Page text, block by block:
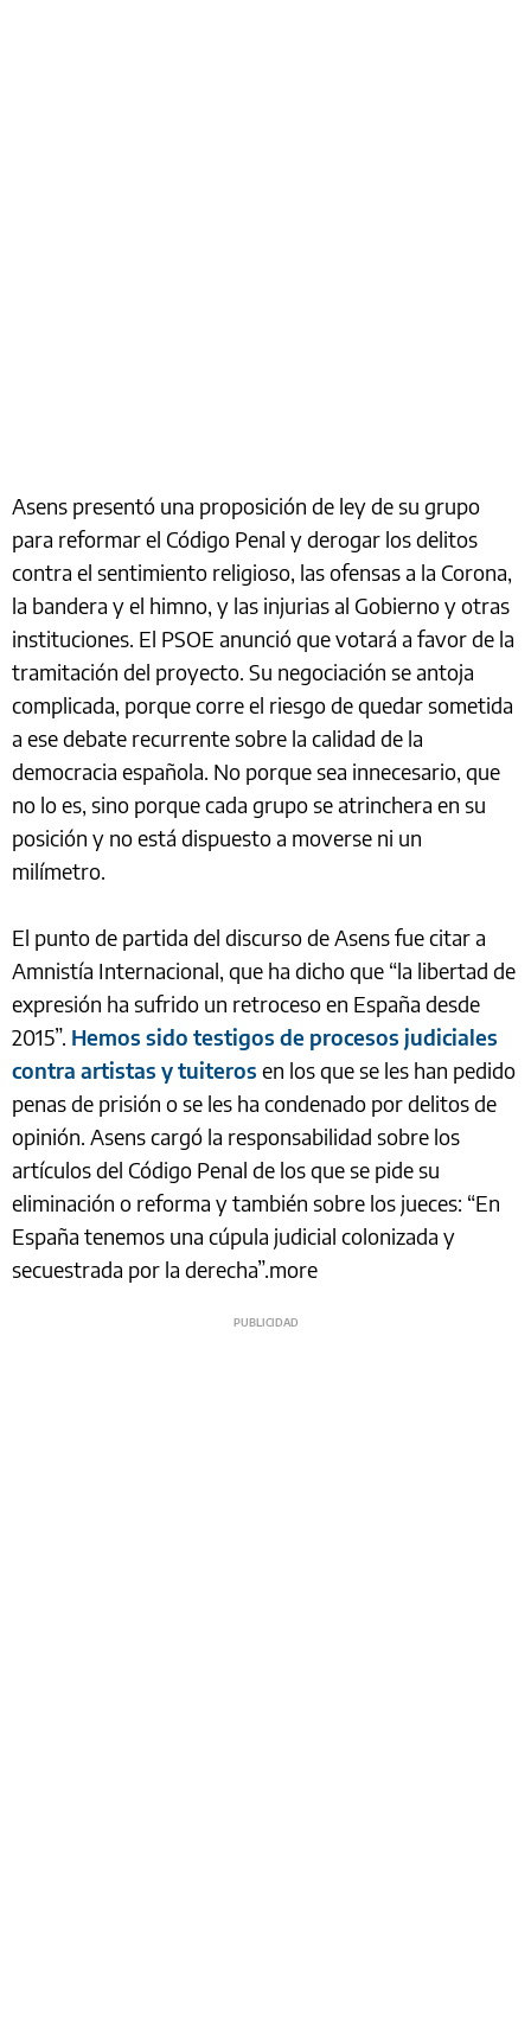
Asens presentó una proposición de ley de su grupo
para reformar el Código Penal y derogar los delitos
contra el sentimiento religioso, las ofensas a la Corona,
la bandera y el himno, y las injurias al Gobierno y otras
instituciones. El PSOE anunció que votará a favor de la
tramitación del proyecto. Su negociación se antoja
complicada, porque corre el riesgo de quedar sometida
a ese debate recurrente sobre la calidad de la
democracia española. No porque sea innecesario, que
no lo es, sino porque cada grupo se atrinchera en su
posición y no está dispuesto a moverse ni un
milímetro.
El punto de partida del discurso de Asens fue citar a
Amnistía Internacional, que ha dicho que “la libertad de
expresión ha sufrido un retroceso en España desde
2015”. Hemos sido testigos de procesos judiciales
contra artistas y tuiteros en los que se les han pedido
penas de prisión o se les ha condenado por delitos de
opinión. Asens cargó la responsabilidad sobre los
artículos del Código Penal de los que se pide su
eliminación o reforma y también sobre los jueces: “En
España tenemos una cúpula judicial colonizada y
secuestrada por la derecha”.more